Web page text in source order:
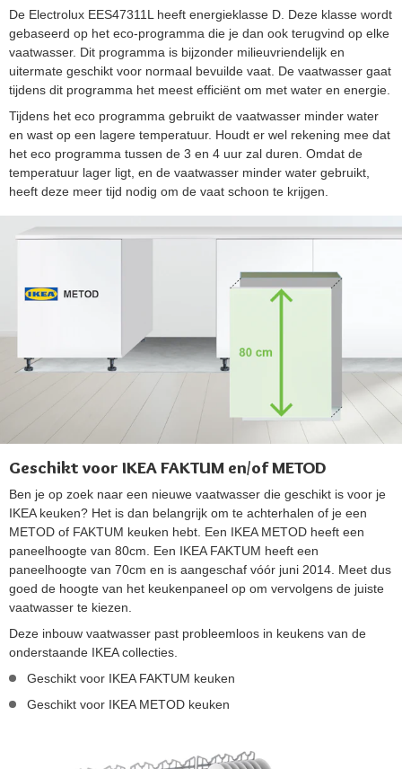
De Electrolux EES47311L heeft energieklasse D. Deze klasse wordt
gebaseerd op het eco-programma die je dan ook terugvind op elke
vaatwasser. Dit programma is bijzonder milieuvriendelijk en
uitermate geschikt voor normaal bevuilde vaat. De vaatwasser gaat
tijdens dit programma het meest efficiënt om met water en energie.
Tijdens het eco programma gebruikt de vaatwasser minder water
en wast op een lagere temperatuur. Houdt er wel rekening mee dat
het eco programma tussen de 3 en 4 uur zal duren. Omdat de
temperatuur lager ligt, en de vaatwasser minder water gebruikt,
heeft deze meer tijd nodig om de vaat schoon te krijgen.
Geschikt voor IKEA FAKTUM en/of METOD
Ben je op zoek naar een nieuwe vaatwasser die geschikt is voor je
IKEA keuken? Het is dan belangrijk om te achterhalen of je een
METOD of FAKTUM keuken hebt. Een IKEA METOD heeft een
paneelhoogte van 80cm. Een IKEA FAKTUM heeft een
paneelhoogte van 70cm en is aangeschaf vóór juni 2014. Meet dus
goed de hoogte van het keukenpaneel op om vervolgens de juiste
vaatwasser te kiezen.
Deze inbouw vaatwasser past probleemloos in keukens van de
onderstaande IKEA collecties.
Geschikt voor IKEA FAKTUM keuken
Geschikt voor IKEA METOD keuken